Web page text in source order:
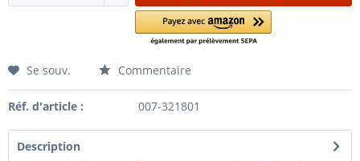
Se souv. Commentaire
Réf. d'article : 007-321801
Description